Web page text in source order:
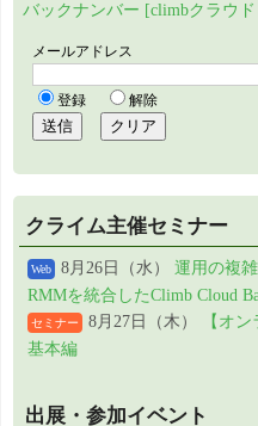
バックナンバー [climbクラウ
クライム主催セミナー
Web 8月26日（水） 運用の複
RMMを統合したClimb Cloud
セミナー 8月27日（木）
【オ
基本編
出展・参加イベント